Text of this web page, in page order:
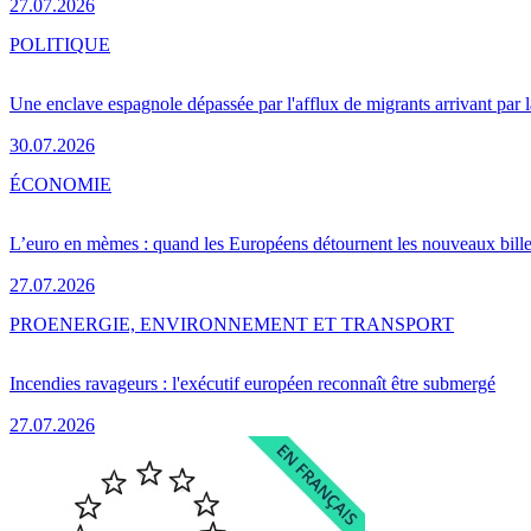
27.07.2026
Une enclave espagnole dépassée par l'afflux de migrants arrivant par
30.07.2026
POLITIQUE
L’euro en mèmes : quand les Européens détournent les nouveaux
27.07.2026
ÉCONOMIE
Incendies ravageurs : l'exécutif européen reconnaît être submergé
27.07.2026
PROENERGIE, ENVIRONNEMENT ET TRANSPORT